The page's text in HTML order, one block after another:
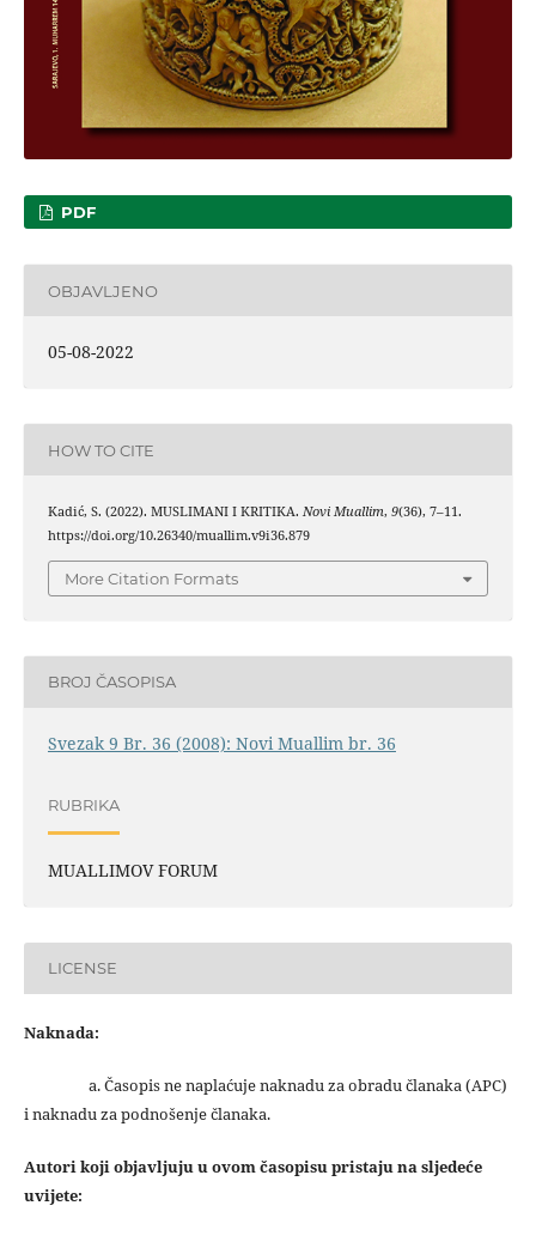
PDF
OBJAVLJENO
05-08-2022
HOW TO CITE
Kadić, S. (2022). MUSLIMANI I KRITIKA. Novi Muallim, 9(36), 7–11.
https://doi.org/10.26340/muallim.v9i36.879
More Citation Formats
BROJ ČASOPISA
Svezak 9 Br. 36 (2008): Novi Muallim br. 36
RUBRIKA
MUALLIMOV FORUM
LICENSE
Naknada:
a. Časopis ne naplaćuje naknadu za obradu članaka (APC)
i naknadu za podnošenje članaka.
Autori koji objavljuju u ovom časopisu pristaju na sljedeće
uvijete: